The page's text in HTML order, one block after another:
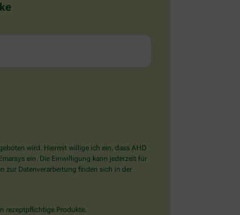
wird. Hiermit willige ich ein, dass AHD
ein. Die Einwilligung kann jederzeit für
zur Datenverarbeitung finden sich in der
rezeptpflichtige Produkte.